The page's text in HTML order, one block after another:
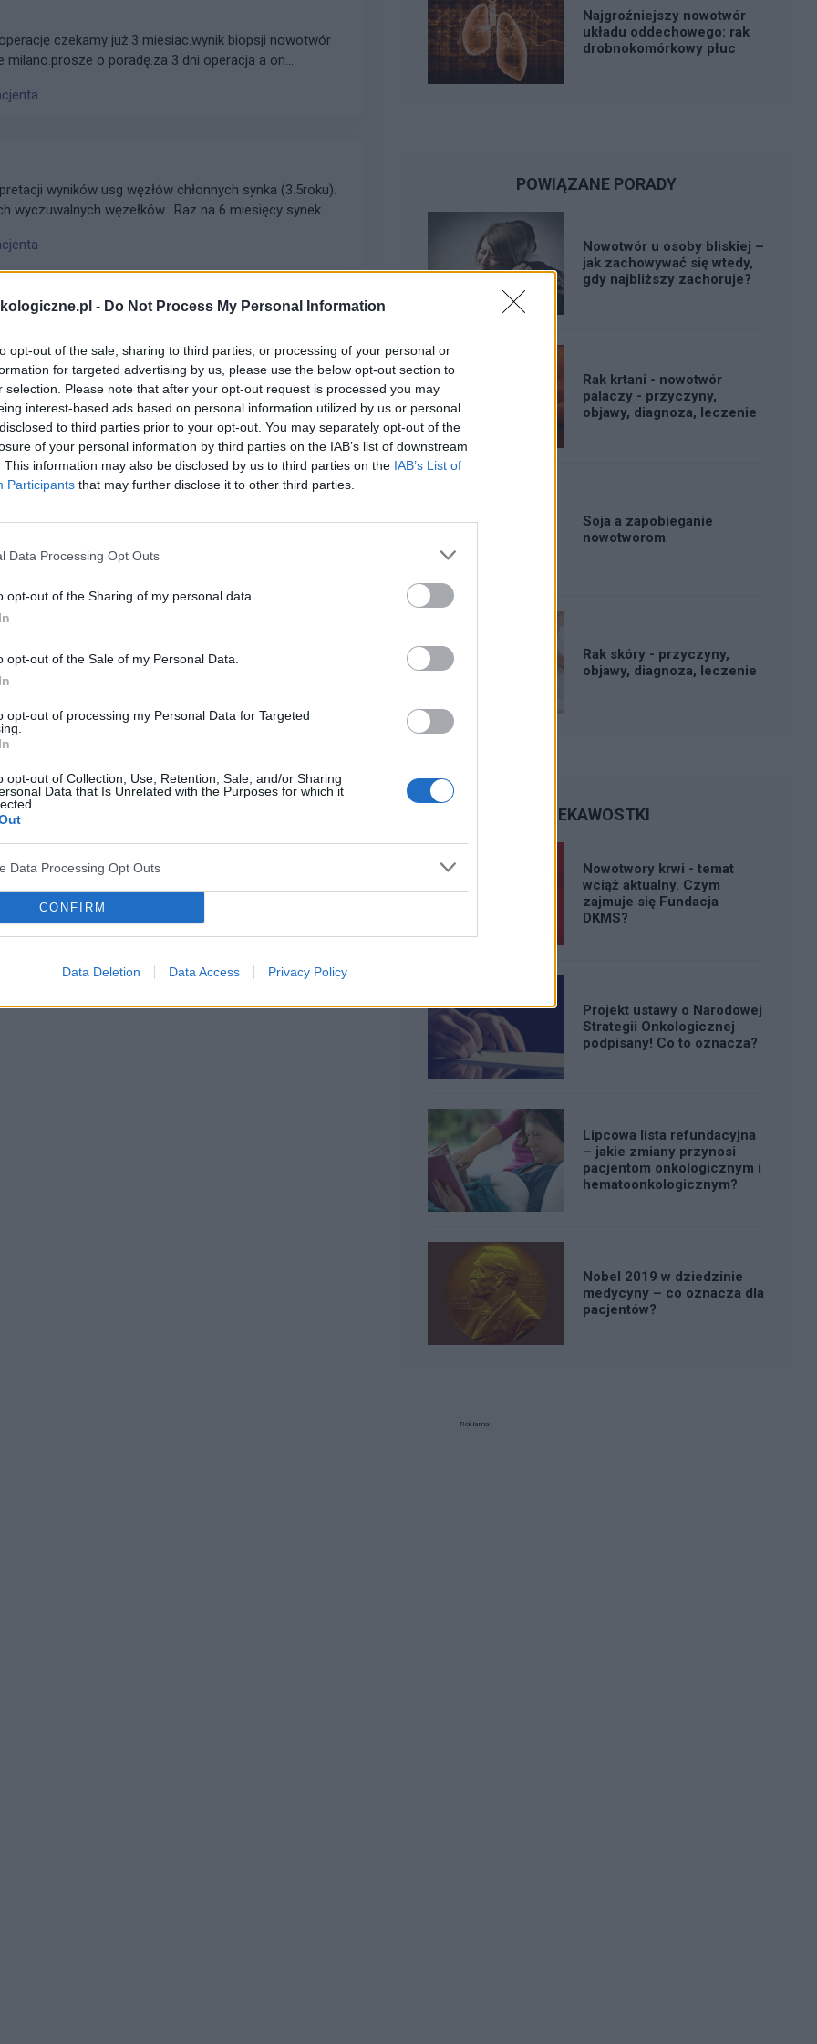
- Do Not Process My Personal Information
opt-out of the sale, sharing to third parties, or processing of your personal or
for targeted advertising by us, please use the below opt-out section to
selection. Please note that after your opt-out request is processed you may
interest-based ads based on personal information utilized by us or personal
to third parties prior to your opt-out. You may separately opt-out of the
of your personal information by third parties on the IAB’s list of downstream
This information may also be disclosed by us to third parties on the IAB’s List of
Participants that may further disclose it to other third parties.
Data Processing Opt Outs
opt-out of the Sharing of my personal data.
opt-out of the Sale of my Personal Data.
opt-out of processing my Personal Data for Targeted
opt-out of Collection, Use, Retention, Sale, and/or Sharing
Data that Is Unrelated with the Purposes for which it
Data Processing Opt Outs
CONFIRM
Data Deletion Data Access Privacy Policy
czekamy już 3 miesiac.wynik biopsji nowotwór
o poradę.za 3 dni operacja a on
wyników usg węzłów chłonnych synka (3.5roku).
wyczuwalnych węzełków. Raz na 6 miesięcy synek
styczen2026
z rakiem chemioterapia nowotwory
Najgroźniejszy nowotwór
układu oddechowego: rak
drobnokomórkowy płuc
POWIĄZANE PORADY
Nowotwór u osoby bliskiej –
jak zachowywać się wtedy,
gdy najbliższy zachoruje?
Rak krtani - nowotwór
palaczy - przyczyny,
objawy, diagnoza, leczenie
Soja a zapobieganie
nowotworom
Rak skóry - przyczyny,
objawy, diagnoza, leczenie
CIEKAWOSTKI
Nowotwory krwi - temat
wciąż aktualny. Czym
zajmuje się Fundacja
DKMS?
Projekt ustawy o Narodowej
Strategii Onkologicznej
podpisany! Co to oznacza?
Lipcowa lista refundacyjna
– jakie zmiany przynosi
pacjentom onkologicznym i
hematoonkologicznym?
Nobel 2019 w dziedzinie
medycyny – co oznacza dla
pacjentów?
Reklama: